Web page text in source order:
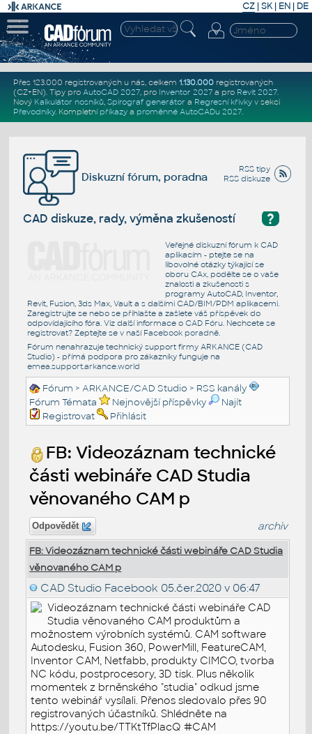
CZ | SK| EN | DE
Přes 123.000 registrovaných u nás, celkem 1.130.000registrovaných
(CZ+EN). Tipy pro AutoCAD 2027, pro Inventor 2027a pro Revit 2027.
Nový Kalkulátor nosníků, Spirograf generátor a Regresní křivkyv sekci
Převodníky. Kompletní příkazya proměnné AutoCADu 2027.
RSS tipy
RSS diskuze
Diskuzní fórum, poradna
?
CAD diskuze, rady, výměna zkušeností
Veřejné diskuzní fórum k CAD
aplikacím - ptejte se na
libovolné otázky týkající se
oboru CAx, podělte se o vaše
znalosti a zkušenosti s
programy AutoCAD, Inventor,
Revit, Fusion, 3ds Max, Vault a s dalšími CAD/BIM/PDM aplikacemi.
Zaregistrujte se nebo se přihlašte a zašlete váš příspěvek do
odpovídajícího fóra. Viz další informace o CAD Fóru. Nechcete se
registrovat? Zeptejte se v naší Facebook poradně.
Fórum nenahrazuje technický support firmy ARKANCE (CAD
Studio) - přímá podpora pro zákazníky funguje na
emea.support.arkance.world
Fórum >ARKANCE/CAD Studio > RSS kanály
Fórum Témata
Nejnovější příspěvky
Najít
Registrovat
Přihlásit
FB: Videozáznam technické
části webináře CAD Studia
věnovaného CAM p
Odpovědět archiv
FB: Videozáznam technické části webináře CAD Studia
věnovaného CAM p
CAD Studio Facebook 05.čer.2020 v 06:47
Videozáznam technické části webináře CAD
Studia věnovaného CAM produktům a
možnostem výrobních systémů. CAM software
Autodesku, Fusion 360, PowerMill, FeatureCAM,
Inventor CAM, Netfabb, produkty CIMCO, tvorba
NC kódu, postprocesory, 3D tisk. Plus několik
momentek z brněnského "studia" odkud jsme
tento webinář vysílali. Přenos sledovalo přes 90
registrovaných účastníků. Shlédněte na
https://youtu.be/TTKtTfPlacQ #CAM